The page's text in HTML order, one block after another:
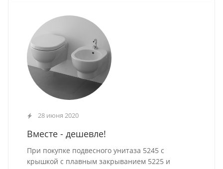
28 июня 2020
Вместе - дешевле!
При покупке подвесного унитаза 5245 с
крышкой с плавным закрыванием 5225 и